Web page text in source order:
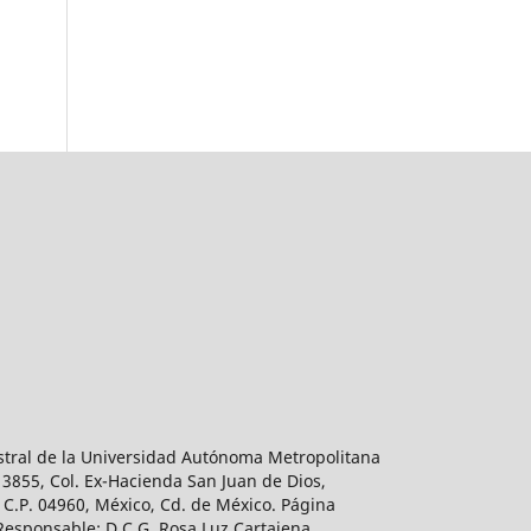
de la Universidad Autónoma Metropolitana
Col. Ex-Hacienda San Juan de Dios,
04960, México, Cd. de México. Página